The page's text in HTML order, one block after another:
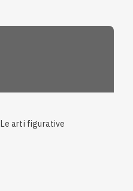
arti figurative